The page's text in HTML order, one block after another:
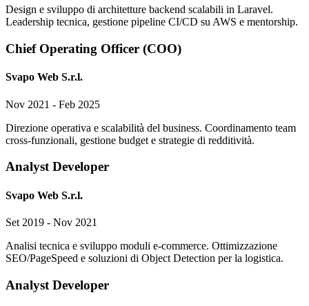
Design e sviluppo di architetture backend scalabili in Laravel.
Leadership tecnica, gestione pipeline CI/CD su AWS e mentorship.
Chief Operating Officer (COO)
Svapo Web S.r.l.
Nov 2021 - Feb 2025
Direzione operativa e scalabilità del business. Coordinamento team
cross-funzionali, gestione budget e strategie di redditività.
Analyst Developer
Svapo Web S.r.l.
Set 2019 - Nov 2021
Analisi tecnica e sviluppo moduli e-commerce. Ottimizzazione
SEO/PageSpeed e soluzioni di Object Detection per la logistica.
Analyst Developer